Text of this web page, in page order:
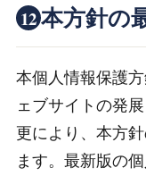
12本方針の
本個人情報保護
ェブサイトの発
更により、本方
ます。最新版の